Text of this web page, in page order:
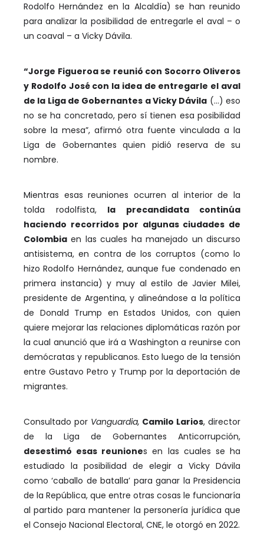
Rodolfo Hernández en la Alcaldía) se han reunido
para analizar la posibilidad de entregarle el aval – o
un coaval – a Vicky Dávila.
“Jorge Figueroa se reunió con Socorro Oliveros
y Rodolfo José con la idea de entregarle el aval
de la Liga de Gobernantes a Vicky Dávila (…) eso
no se ha concretado, pero sí tienen esa posibilidad
sobre la mesa”, afirmó otra fuente vinculada a la
Liga de Gobernantes quien pidió reserva de su
nombre.
Mientras esas reuniones ocurren al interior de la
tolda rodolfista, la precandidata continúa
haciendo recorridos por algunas ciudades de
Colombia en las cuales ha manejado un discurso
antisistema, en contra de los corruptos (como lo
hizo Rodolfo Hernández, aunque fue condenado en
primera instancia) y muy al estilo de Javier Milei,
presidente de Argentina, y alineándose a la política
de Donald Trump en Estados Unidos, con quien
quiere mejorar las relaciones diplomáticas razón por
la cual anunció que irá a Washington a reunirse con
demócratas y republicanos. Esto luego de la tensión
entre Gustavo Petro y Trump por la deportación de
migrantes.
Consultado por Vanguardia, Camilo Larios, director
de la Liga de Gobernantes Anticorrupción,
desestimó esas reuniones en las cuales se ha
estudiado la posibilidad de elegir a Vicky Dávila
como ‘caballo de batalla’ para ganar la Presidencia
de la República, que entre otras cosas le funcionaría
al partido para mantener la personería jurídica que
el Consejo Nacional Electoral, CNE, le otorgó en 2022.